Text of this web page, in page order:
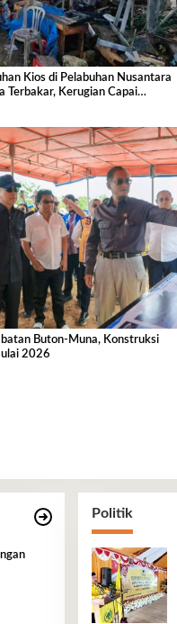
Kios di Pelabuhan Nusantara
Terbakar, Kerugian Capai
Buton-Muna, Konstruksi
2026
Politik